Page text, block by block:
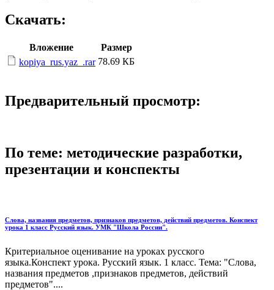
Скачать:
Вложение
Размер
kopiya_rus.yaz_.rar 78.69 КБ
Предварительный просмотр:
По теме: методические разработки,
презентации и конспекты
Слова, названия предметов, признаков предметов, действий предметов. Конспект
урока 1 класс Русский язык. УМК "Школа России".
Критериальное оценивание на уроках русского
языка.Конспект урока. Русский язык. 1 класс. Тема: "Слова,
названия предметов ,признаков предметов, действий
предметов"....